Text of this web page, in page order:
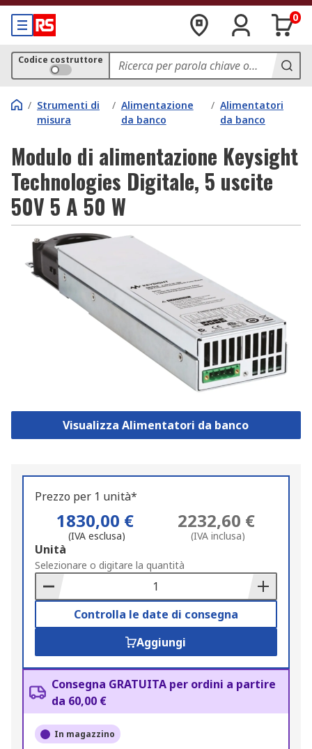
0
Codice costruttore
/ Strumenti di
misura
/ Alimentazione
da banco
/ Alimentatori
da banco
Modulo di alimentazione Keysight
Technologies Digitale, 5 uscite
50V 5 A 50 W
Visualizza Alimentatori da banco
Prezzo per 1 unità*
1830,00 €
(IVA esclusa)
2232,60 €
(IVA inclusa)
Add
to
Basket
Unità
Selezionare o digitare la quantità
Controlla le date di consegna
Aggiungi
Consegna GRATUITA per ordini a partire
da 60,00 €
In magazzino